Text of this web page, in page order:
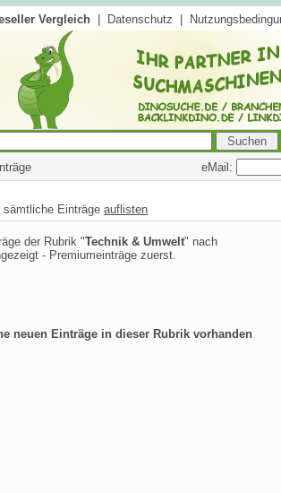
Vergleich Datenschutz
eMail:
Einträge auflisten
der Rubrik "Technik & Umwelt" nach
- Premiumeinträge zuerst.
neuen Einträge in dieser Rubrik vorhanden